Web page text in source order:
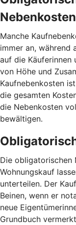
Nebenkosten
Manche
immer an, während
auf die Käuferinnen
von Höhe und
Kaufnebenkosten
die gesamten
die Nebenkosten
bewältigen.
Die obligatorischen
Wohnungskauf
unterteilen. Der
Beinen, wenn er
neue
Grundbuch